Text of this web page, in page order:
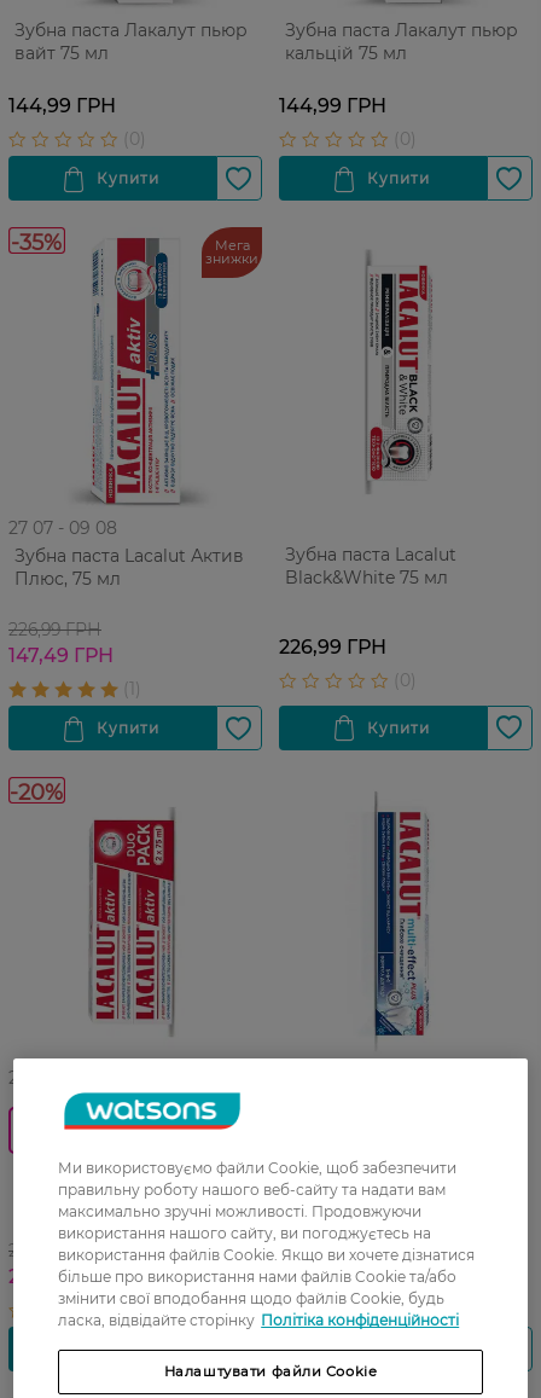
Зубна паста Лакалут пьюр
вайт 75 мл
144,99 ГРН
Зубна паста Лакалут пьюр
кальцій 75 мл
144,99 ГРН
-35% Мега
знижки
27 07 - 09 08
Зубна паста Lacalut Актив
Плюс, 75 мл
226,99 ГРН
147,49 ГРН
Зубна паста Lacalut
Black&White 75 мл
226,99 ГРН
-20%
27 07 - 23 08
0_Спец.ціна
Зубна паста Lacalut Activ
2х75 мл
272,99 ГРН
218,49 ГРН
Effect Plus Глибоке
очищення 75 мл
176,99 ГРН
Ми використовуємо файли Cookie, щоб забезпечити
правильну роботу нашого веб-сайту та надати вам
максимально зручні можливості. Продовжуючи
використання нашого сайту, ви погоджуєтесь на
використання файлів Cookie. Якщо ви хочете дізнатися
більше про використання нами файлів Cookie та/або
змінити свої вподобання щодо файлів Cookie, будь
ласка, відвідайте сторінку Політіка конфіденційності
Налаштувати файли Cookie